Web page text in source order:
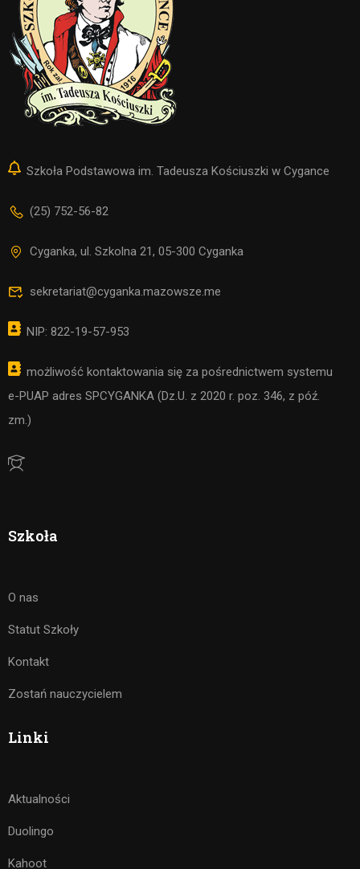
Szkoła Podstawowa im. Tadeusza Kościuszki w Cygance
(25) 752-56-82
Cyganka, ul. Szkolna 21, 05-300 Cyganka
sekretariat@cyganka.mazowsze.me
NIP: 822-19-57-953
możliwość kontaktowania się za pośrednictwem systemu
e-PUAP adres SPCYGANKA (Dz.U. z 2020 r. poz. 346, z póź.
zm.)
Szkoła
O nas
Statut Szkoły
Kontakt
Zostań nauczycielem
Linki
Aktualności
Duolingo
Kahoot